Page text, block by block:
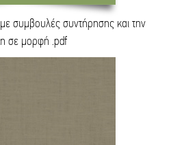
συμβουλές συντήρησης και την
σε μορφή .pdf